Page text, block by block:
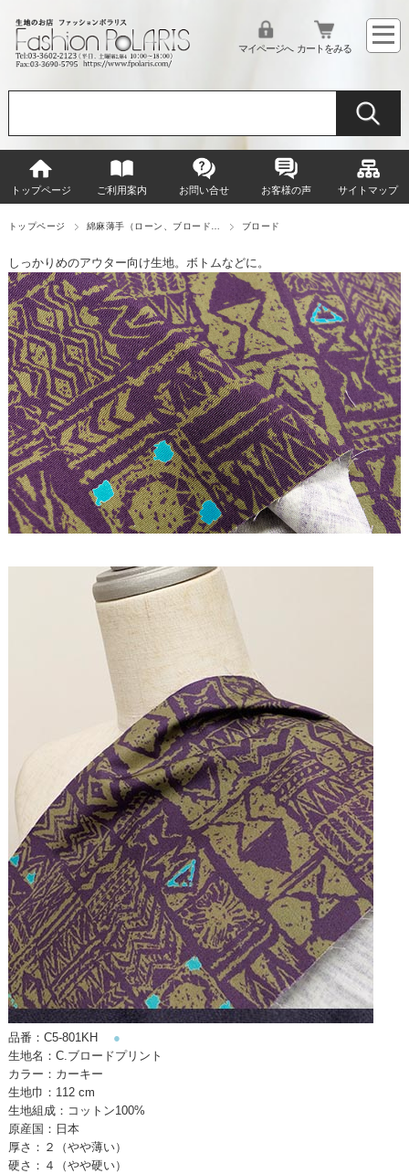
マイページへ カートをみる
トップページ ご利用案内 お問い合せ お客様の声 サイトマップ
トップページ 綿麻薄手（ローン、ブロード… ブロード
しっかりめのアウター向け生地。ボトムなどに。
品番：C5-801KH
●
生地名：C.ブロードプリント
カラー：カーキー
生地巾：112 cm
生地組成：コットン100%
原産国：日本
厚さ：２（やや薄い）
硬さ：４（やや硬い）